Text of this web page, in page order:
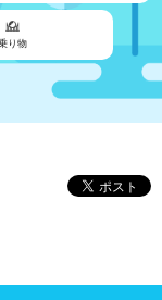
り物